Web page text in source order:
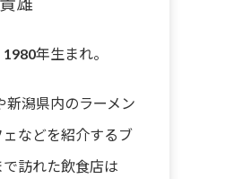
年生まれ。
新潟県内のラーメン
などを紹介するブ
訪れた飲食店は